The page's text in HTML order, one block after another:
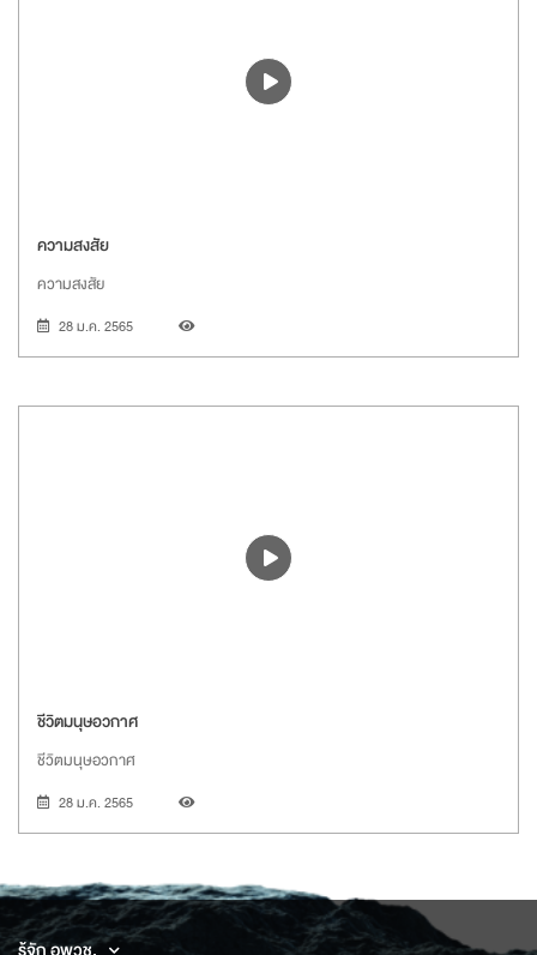
ความสงสัย
ความสงสัย
28 ม.ค. 2565
ชีวิตมนุษอวกาศ
ชีวิตมนุษอวกาศ
28 ม.ค. 2565